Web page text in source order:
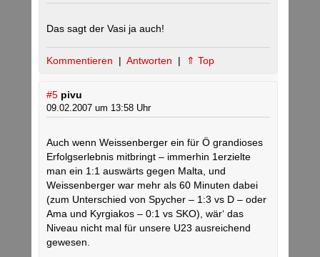
Das sagt der Vasi ja auch!
Kommentieren | Antworten | ⇑ Top
#5 pivu
09.02.2007 um 13:58 Uhr
Auch wenn Weissenberger ein für Ö grandioses
Erfolgserlebnis mitbringt – immerhin 1erzielte
man ein 1:1 auswärts gegen Malta, und
Weissenberger war mehr als 60 Minuten dabei
(zum Unterschied von Spycher – 1:3 vs D – oder
Ama und Kyrgiakos – 0:1 vs SKO), wär‘ das
Niveau nicht mal für unsere U23 ausreichend
gewesen.